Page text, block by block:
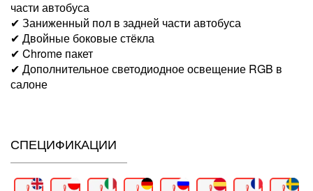
части автобуса
✔ Заниженный пол в задней части автобуса
✔ Двойные боковые стёкла
✔ Chrome пакет
✔ Дополнительное светодиодное освещение RGB в
салоне
СПЕЦИФИКАЦИИ